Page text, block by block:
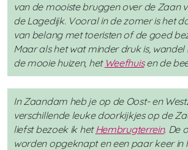
van de mooiste bruggen over de Zaan
de Lagedijk. Vooral in de zomer is het
van belang met toeristen of de goed
Maar als het wat minder druk is,
de mooie huizen, het Weefhuisen de
In Zaandam heb je op de Oost- en
verschillende leuke doorkijkjes op de
liefst bezoek ik hetHembrugterrein. De
worden opgeknapt en een paar keer in